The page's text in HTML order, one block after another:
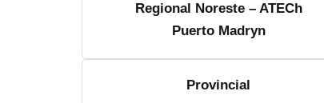
Regional Noreste – ATECh
Puerto Madryn
Provincial